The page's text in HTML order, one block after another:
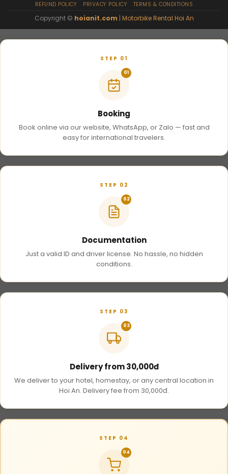
REFUND POLICY PRIVACY POLICY TERMS & CONDITIONS
Copyright © hoianit.com | Motorbike Rental Hoi An
STEP 01
01
Booking
Book online via our website, WhatsApp, or Zalo — fast and
easy for international travelers.
STEP 02
02
Documentation
Just a valid ID and driver license. No hassle, no hidden
conditions.
STEP 03
03
Delivery from 30,000đ
We deliver to your hotel, homestay, or any central location in
Hoi An. Delivery fee from 30,000đ.
STEP 04
04